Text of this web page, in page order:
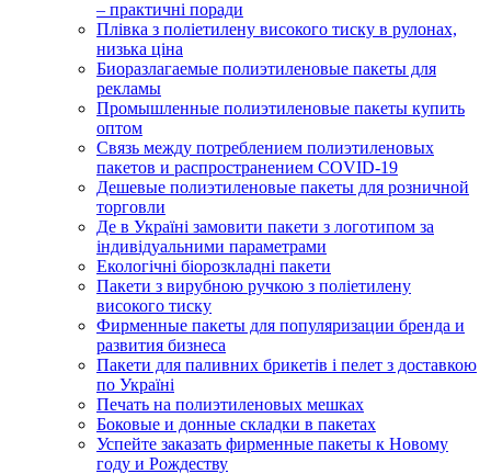
– практичні поради
Плівка з поліетилену високого тиску в рулонах,
низька ціна
Биоразлагаемые полиэтиленовые пакеты для
рекламы
Промышленные полиэтиленовые пакеты купить
оптом
Связь между потреблением полиэтиленовых
пакетов и распространением COVID-19
Дешевые полиэтиленовые пакеты для розничной
торговли
Де в Україні замовити пакети з логотипом за
індивідуальними параметрами
Екологічні біорозкладні пакети
Пакети з вирубною ручкою з поліетилену
високого тиску
Фирменные пакеты для популяризации бренда и
развития бизнеса
Пакети для паливних брикетів і пелет з доставкою
по Україні
Печать на полиэтиленовых мешках
Боковые и донные складки в пакетах
Успейте заказать фирменные пакеты к Новому
году и Рождеству